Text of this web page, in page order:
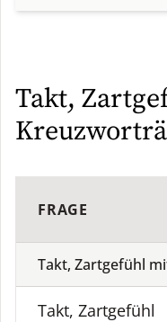
Takt,
FRAGE
Takt, Zartgefühl
Takt, Zartgefühl